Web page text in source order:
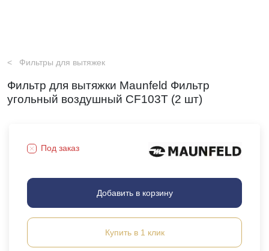
Фильтры для вытяжек
Фильтр для вытяжки Maunfeld Фильтр
угольный воздушный CF103T (2 шт)
Под заказ
Добавить в корзину
Купить в 1 клик